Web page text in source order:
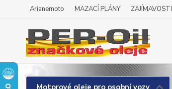
Arianemoto MAZACÍ PLÁNY ZAJÍMAVOSTI
Motorové oleje pro osobní vozy